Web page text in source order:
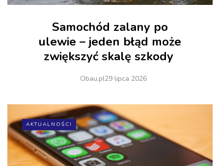
Samochód zalany po
ulewie – jeden błąd może
zwiększyć skalę szkody
Obau.pl29 lipca 2026
AKTUALNOŚCI